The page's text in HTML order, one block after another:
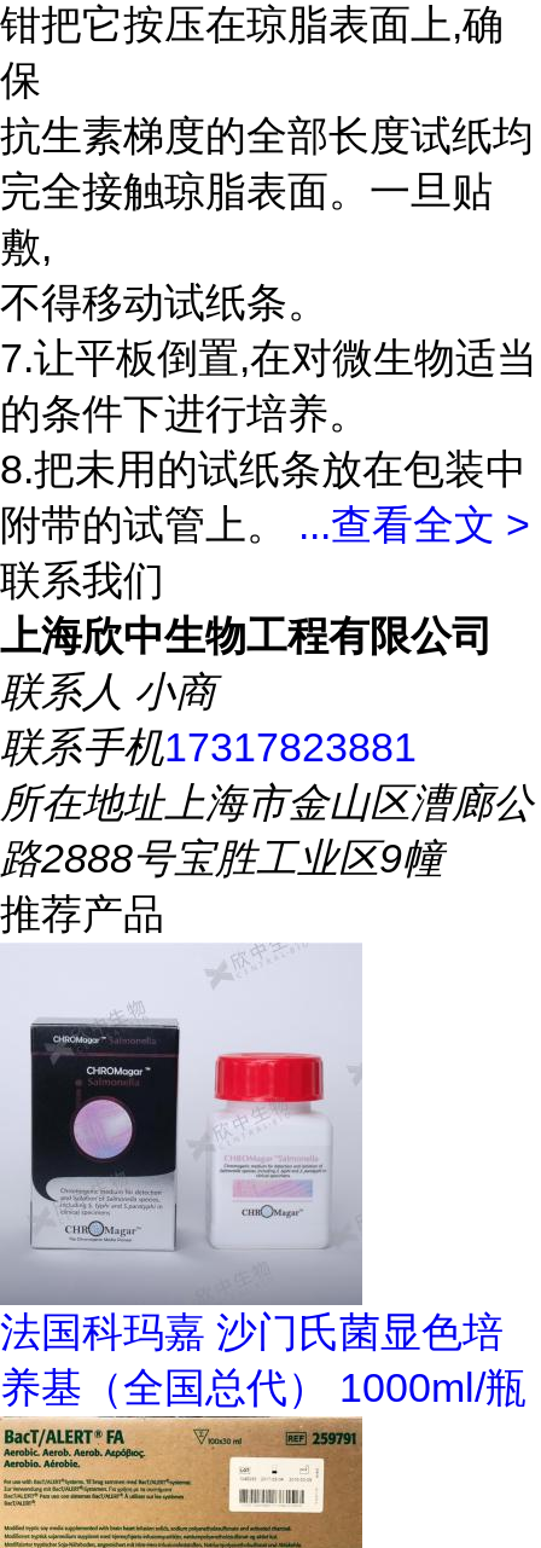
钳把它按压在琼脂表面上,确
保
抗生素梯度的全部长度试纸均
完全接触琼脂表面。一旦贴
敷,
不得移动试纸条。
7.让平板倒置,在对微生物适当
的条件下进行培养。
8.把未用的试纸条放在包装中
附带的试管上。 ...查看全文 >
联系我们
上海欣中生物工程有限公司
联系人 小商
联系手机17317823881
所在地址上海市金山区漕廊公
路2888号宝胜工业区9幢
推荐产品
法国科玛嘉 沙门氏菌显色培
养基（全国总代） 1000ml/瓶